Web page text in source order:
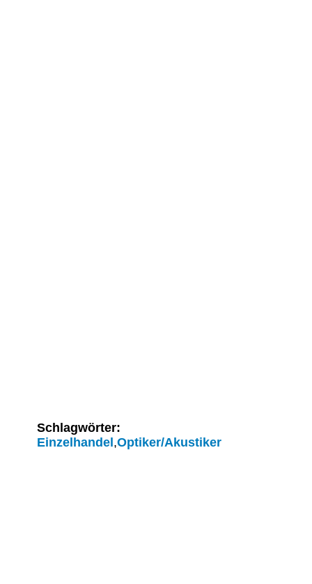
Schlagwörter:
Einzelhandel ,Optiker/Akustiker